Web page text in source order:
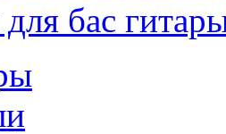
бас